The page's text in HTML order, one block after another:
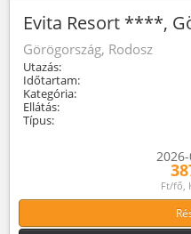
Evita Resort ****,
Görögország, Rodosz
Utazás:
Időtartam:
Kategória:
Ellátás:
Típus:
Ft/fő,